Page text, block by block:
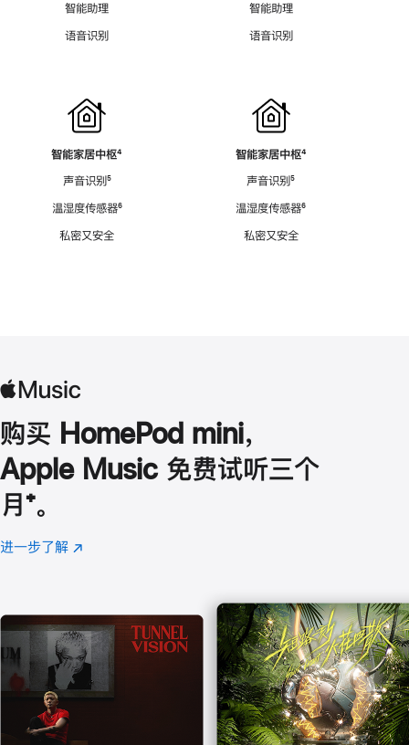
智能助理
语音识别
智能家居中枢脚
⁴
声音识别脚
⁵
温湿度传感器脚
⁶
私密又安全
智能助理
语音识别
智能家居中枢脚
⁴
声音识别脚
⁵
温湿度传感器脚
⁶
私密又安全
购买 HomePod mini，
Apple Music 免费试听三个
月 脚
注
⁺。
进一步了解 Apple
(在
口
中
打
开)